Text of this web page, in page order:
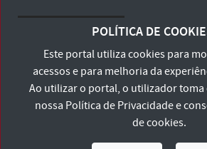
Consulte os Termos e Condições e
Declaração de
POLÍTICA DE
Este portal utiliza cookies para
acessos e para melhoria da
Ao utilizar o portal, o utilizador toma
nossa Política de Privacidadee
de cookies.